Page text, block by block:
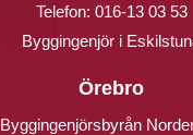
Telefon: 016-13 03 53
Byggingenjör i
Örebro
Byggingenjörsbyrån